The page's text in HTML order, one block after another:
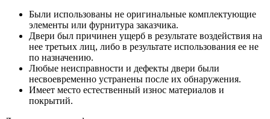
Были использованы не оригинальные комплектующие
элементы или фурнитура заказчика.
Двери был причинен ущерб в результате воздействия на
нее третьих лиц, либо в результате использования ее не
по назначению.
Любые неисправности и дефекты двери были
несвоевременно устранены после их обнаружения.
Имеет место естественный износ материалов и
покрытий.